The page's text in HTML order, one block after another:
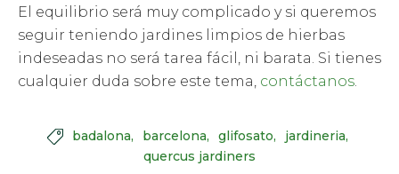
El equilibrio será muy complicado y si queremos
seguir teniendo jardines limpios de hierbas
indeseadas no será tarea fácil, ni barata. Si tienes
cualquier duda sobre este tema, contáctanos.
 badalona barcelona glifosato
jardineria
quercus jardiners